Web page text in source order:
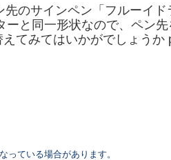
のサインペン「フルーイド
と同一形状なので、ペン
てみてはいかがでしょうか
っている場合があります。